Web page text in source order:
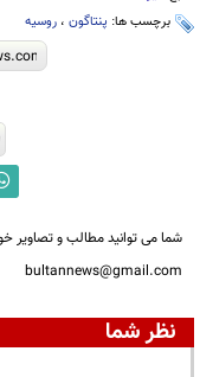
برچسب ها: پنتاگون ، روسیه
شما می توانید مطالب و تصاویر
bultannews@gmail.com
نظر شما